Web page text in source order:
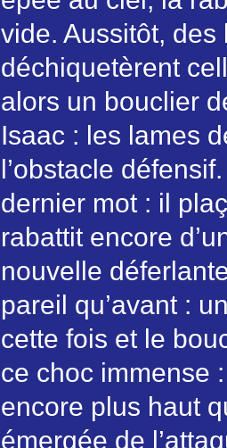
vide. Aussitôt,
déchiquetèrent
alors un bouclier
Isaac : les lames
l’obstacle
dernier mot : il
rabattit encore
nouvelle
pareil qu’avant :
cette fois et le
ce choc immense
encore plus haut
émergée de